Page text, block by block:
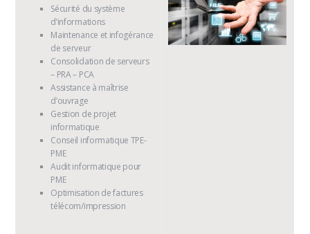
Sécurité du système
d’informations
Maintenance et infogérance
de serveur
Consolidation de serveurs
– PRA – PCA
Assistance à maîtrise
d’ouvrage
Gestion de projet
informatique
Conseil informatique TPE-
PME
Audit informatique pour
PME
Optimisation de factures
télécom/impression